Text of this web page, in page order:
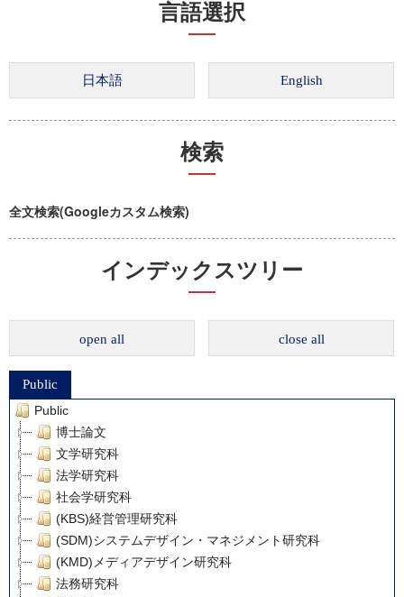
言語選択
検索
全文検索(Googleカスタム検索)
インデックスツリー
open all close all
Public
Public
博士論文
文学研究科
法学研究科
社会学研究科
(KBS)経営管理研究科
(SDM)システムデザイン・マネジメント研究科
(KMD)メディアデザイン研究科
法務研究科